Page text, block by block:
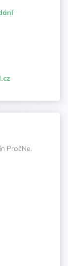
PročNe.